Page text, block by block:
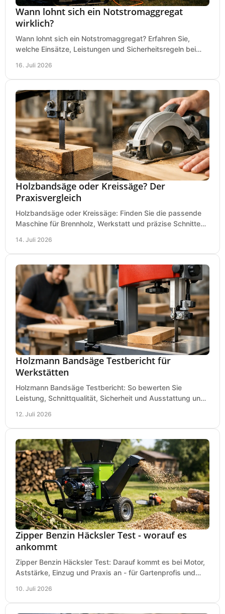
Wann lohnt sich ein Notstromaggregat
wirklich?
Wann lohnt sich ein Notstromaggregat? Erfahren Sie,
welche Einsätze, Leistungen und Sicherheitsregeln bei
16. Juli 2026
Holzbandsäge oder Kreissäge? Der
Praxisvergleich
Holzbandsäge oder Kreissäge: Finden Sie die passende
Maschine für Brennholz, Werkstatt und präzise Schnitte
14. Juli 2026
Holzmann Bandsäge Testbericht für
Werkstätten
Holzmann Bandsäge Testbericht: So bewerten Sie
Leistung, Schnittqualität, Sicherheit und Ausstattung und
12. Juli 2026
Zipper Benzin Häcksler Test - worauf es
ankommt
Zipper Benzin Häcksler Test: Darauf kommt es bei Motor,
Aststärke, Einzug und Praxis an - für Gartenprofis und
10. Juli 2026